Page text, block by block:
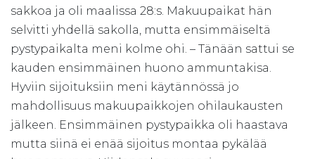
sakkoa ja oli maalissa 28:s. Makuupaikat hän
selvitti yhdellä sakolla, mutta ensimmäiseltä
pystypaikalta meni kolme ohi. – Tänään sattui se
kauden ensimmäinen huono ammuntakisa.
Hyviin sijoituksiin meni käytännössä jo
mahdollisuus makuupaikkojen ohilaukausten
jälkeen. Ensimmäinen pystypaikka oli haastava
mutta siinä ei enää sijoitus montaa pykälää